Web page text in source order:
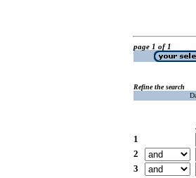
page 1 of 1
Refine the search
1
2
3